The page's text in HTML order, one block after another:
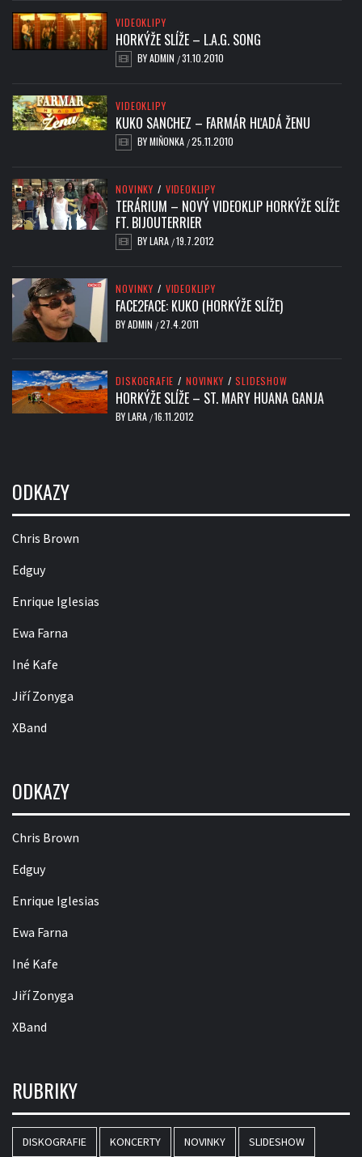
VIDEOKLIPY
HORKÝŽE SLÍŽE – L.A.G. SONG
BYADMIN /31.10.2010
VIDEOKLIPY
KUKO SANCHEZ – FARMÁR HĽADÁ ŽENU
BYMIŇONKA /25.11.2010
NOVINKY / VIDEOKLIPY
TERÁRIUM – NOVÝ VIDEOKLIP HORKÝŽE SLÍŽE
FT. BIJOUTERRIER
BYLARA /19.7.2012
NOVINKY / VIDEOKLIPY
FACE2FACE: KUKO (HORKÝŽE SLÍŽE)
BYADMIN /27.4.2011
DISKOGRAFIE / NOVINKY / SLIDESHOW
HORKÝŽE SLÍŽE – ST. MARY HUANA GANJA
BYLARA /16.11.2012
ODKAZY
Chris Brown
Edguy
Enrique Iglesias
Ewa Farna
Iné Kafe
Jiří Zonyga
XBand
ODKAZY
Chris Brown
Edguy
Enrique Iglesias
Ewa Farna
Iné Kafe
Jiří Zonyga
XBand
RUBRIKY
DISKOGRAFIE KONCERTY NOVINKY SLIDESHOW